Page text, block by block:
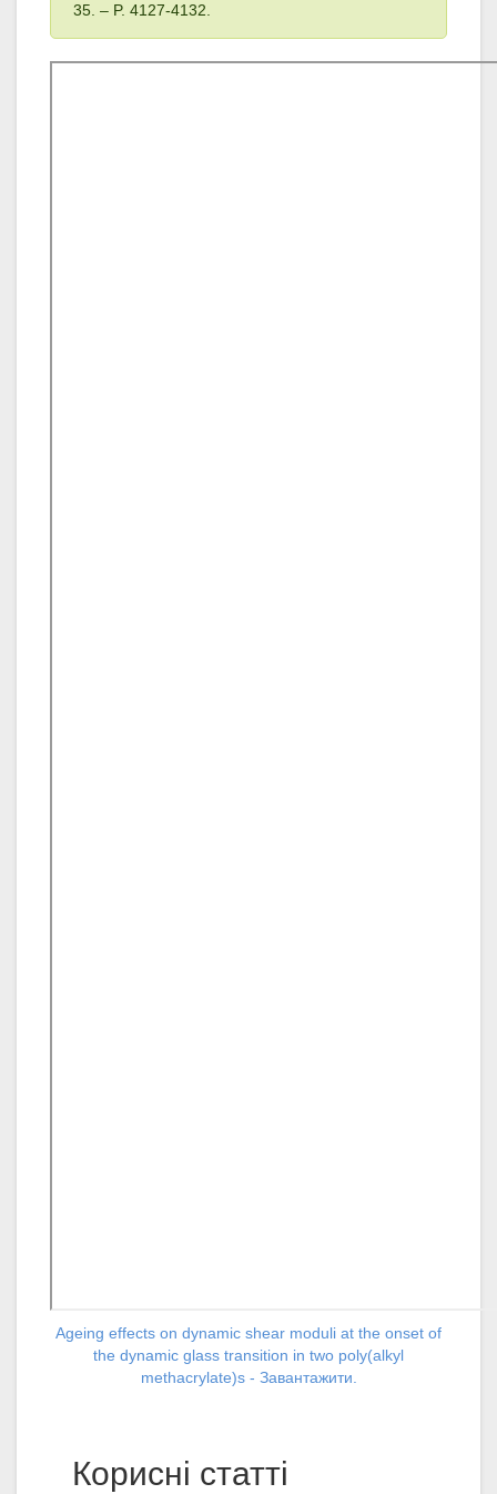
35 . – P. 4127-4132.
Ageing effects on dynamic shear moduli at the onset of
the dynamic glass transition in two poly(alkyl
methacrylate)s - Завантажити.
Корисні статті